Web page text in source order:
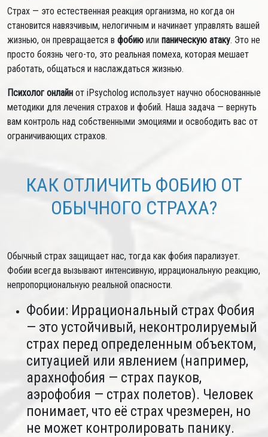
Страх — это естественная реакция организма, но когда он
становится навязчивым, нелогичным и начинает управлять вашей
жизнью, он превращается в фобию или паническую атаку. Это не
просто боязнь чего-то, это реальная помеха, которая мешает
работать, общаться и наслаждаться жизнью.
Психолог онлайн от iPsycholog использует научно обоснованные
методики для лечения страхов и фобий. Наша задача — вернуть
вам контроль над собственными эмоциями и освободить вас от
ограничивающих страхов.
КАК ОТЛИЧИТЬ ФОБИЮ ОТ
ОБЫЧНОГО СТРАХА?
Обычный страх защищает нас, тогда как фобия парализует.
Фобии всегда вызывают интенсивную, иррациональную реакцию,
непропорциональную реальной опасности.
Фобии: Иррациональный страх Фобия
— это устойчивый, неконтролируемый
страх перед определенным объектом,
ситуацией или явлением (например,
арахнофобия — страх пауков,
аэрофобия — страх полетов). Человек
понимает, что её страх чрезмерен, но
не может контролировать панику.